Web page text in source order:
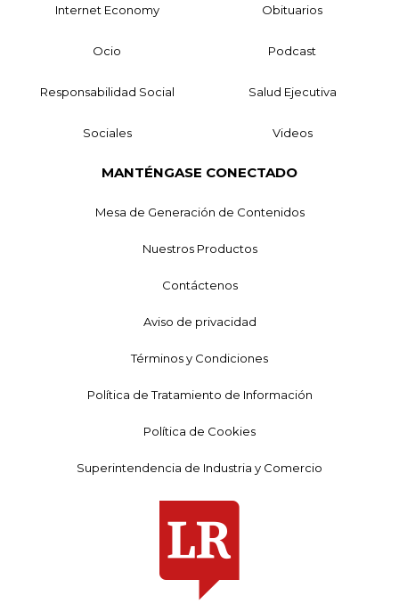
Internet Economy Obituarios
Ocio Podcast
Responsabilidad Social Salud Ejecutiva
Sociales Videos
MANTÉNGASE CONECTADO
Mesa de Generación de Contenidos
Nuestros Productos
Contáctenos
Aviso de privacidad
Términos y Condiciones
Política de Tratamiento de Información
Política de Cookies
Superintendencia de Industria y Comercio